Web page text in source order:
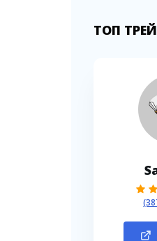
ТОП